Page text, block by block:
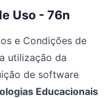
Uso - 76n
e Condições de
utilização da
de software
Educacionais